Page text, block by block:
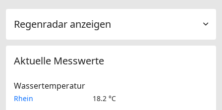
Regenradar anzeigen
Aktuelle Messwerte
Wassertemperatur
Rhein 18.2 °C